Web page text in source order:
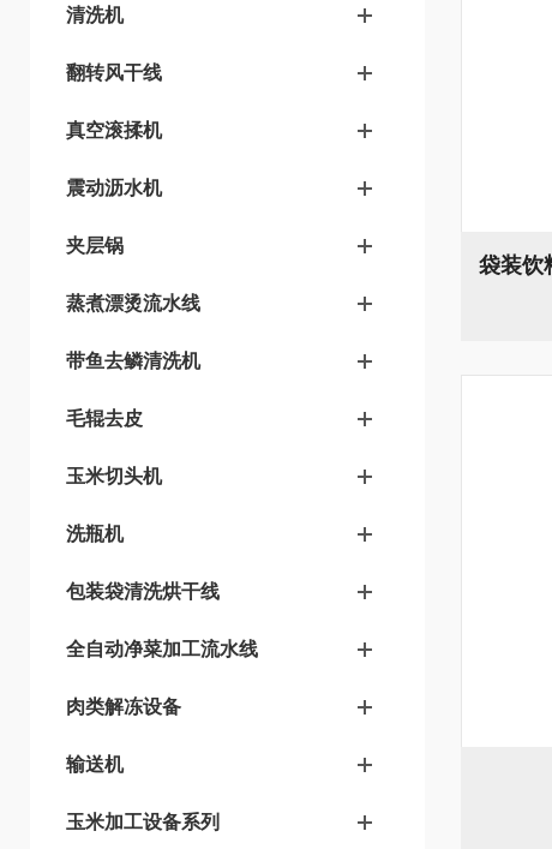
清洗机
翻转风干线
真空滚揉机
震动沥水机
夹层锅
蒸煮漂烫流水线
带鱼去鳞清洗机
毛辊去皮
玉米切头机
洗瓶机
包装袋清洗烘干线
全自动净菜加工流水线
肉类解冻设备
输送机
玉米加工设备系列